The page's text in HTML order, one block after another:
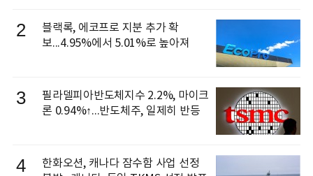
2
블랙록, 에코프로 지분 추가 확
보...4.95%에서 5.01%로 높아져
3
필라델피아반도체지수 2.2%, 마이크
론 0.94%↑...반도체주, 일제히 반등
4
한화오션, 캐나다 잠수함 사업 선정